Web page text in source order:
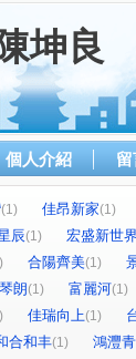
坤良
個人介紹
(1) 佳昂新家(1)
辰(1)
宏盛新世
合陽齊美(1)
琴朗(1) 富麗河(1)
佳瑞向上(1)
合和丰(1)
鴻灃青